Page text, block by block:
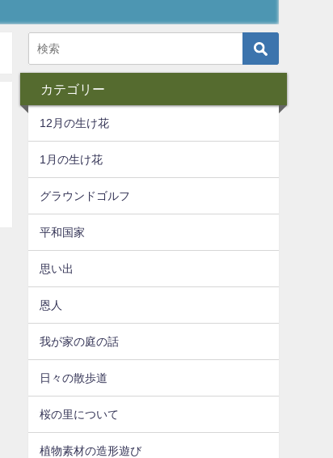
カテゴリー
12月の生け花
1月の生け花
グラウンドゴルフ
平和国家
思い出
恩人
我が家の庭の話
日々の散歩道
桜の里について
植物素材の造形遊び